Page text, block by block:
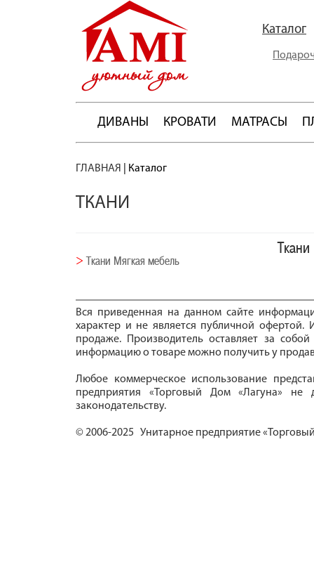
Каталог
ДИВАНЫ КРОВАТИ МАТРАСЫ
ГЛАВНАЯ Каталог
ТКАНИ
Ткани Мягкая мебель
Вся приведенная на данном сайте
характер и не является публичной офертой.
продаже. Производитель оставляет за
информацию о товаре можно получить у
Любое коммерческое использование
предприятия «Торговый Дом «Лагуна» не
законодательству.
© 2006-2025 Унитарное предприятие